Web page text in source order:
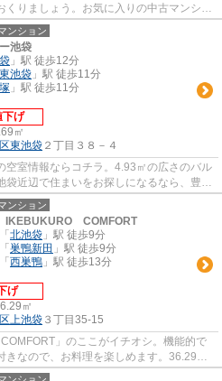
くりましょう。お気に入りの中古マンショ
ょう。洗髪...
ンション
池袋
」駅 徒歩12分
東池袋 」駅 徒歩11分
」駅 徒歩11分
下げ
㎡
東池袋 ２丁目３８－４
空室情報ならコチラ。4.93㎡の広さのバル
袋近辺で住まいをお探しになるなら、豊島
優和までお...
ンション
IKEBUKURO COMFORT
「 北池袋 」駅 徒歩9分
「 巣鴨新田 」駅 徒歩9分
「 西巣鴨 」駅 徒歩13分
げ
㎡
上池袋 ３丁目35-15
」のここがイチオシ。機能的で
きなので、お料理を楽しめます。36.29㎡
ことができる物件です。